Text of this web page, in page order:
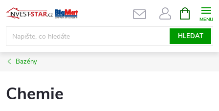
Přejít
na
obsah
HLEDAT
NÁKUPNÍ
KOŠÍK
Bazény
Chemie